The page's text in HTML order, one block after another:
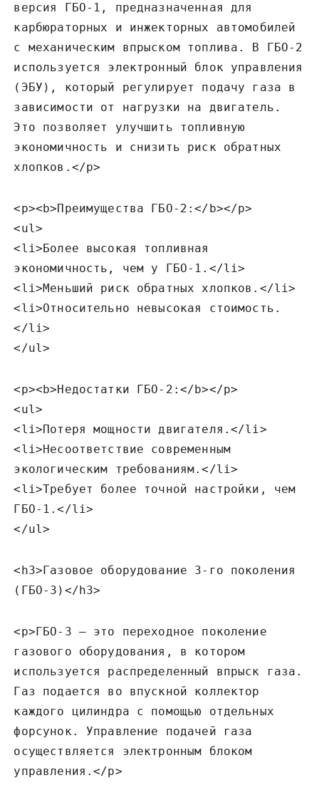
версия ГБО-1‚ предназначенная для
карбюраторных и инжекторных автомобилей
с механическим впрыском топлива. В ГБО-2
используется электронный блок управления
(ЭБУ)‚ который регулирует подачу газа в
зависимости от нагрузки на двигатель.
Это позволяет улучшить топливную
экономичность и снизить риск обратных
хлопков.</p>
<p><b>Преимущества ГБО-2:</b></p>
<ul>
<li>Более высокая топливная
экономичность‚ чем у ГБО-1.</li>
<li>Меньший риск обратных хлопков.</li>
<li>Относительно невысокая стоимость.
</li>
</ul>
<p><b>Недостатки ГБО-2:</b></p>
<ul>
<li>Потеря мощности двигателя.</li>
<li>Несоответствие современным
экологическим требованиям.</li>
<li>Требует более точной настройки‚ чем
ГБО-1.</li>
</ul>
<h3>Газовое оборудование 3-го поколения
(ГБО-3)</h3>
<p>ГБО-3 – это переходное поколение
газового оборудования‚ в котором
используется распределенный впрыск газа.
Газ подается во впускной коллектор
каждого цилиндра с помощью отдельных
форсунок. Управление подачей газа
осуществляется электронным блоком
управления.</p>